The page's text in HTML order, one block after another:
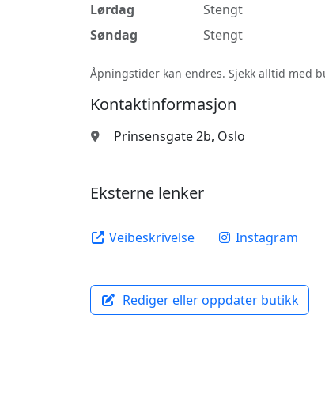
Lørdag
Stengt
Søndag
Stengt
Åpningstider kan endres. Sjekk alltid med
Kontaktinformasjon
Prinsensgate 2b, Oslo
Eksterne lenker
Veibeskrivelse Instagram
Rediger eller oppdater butikk